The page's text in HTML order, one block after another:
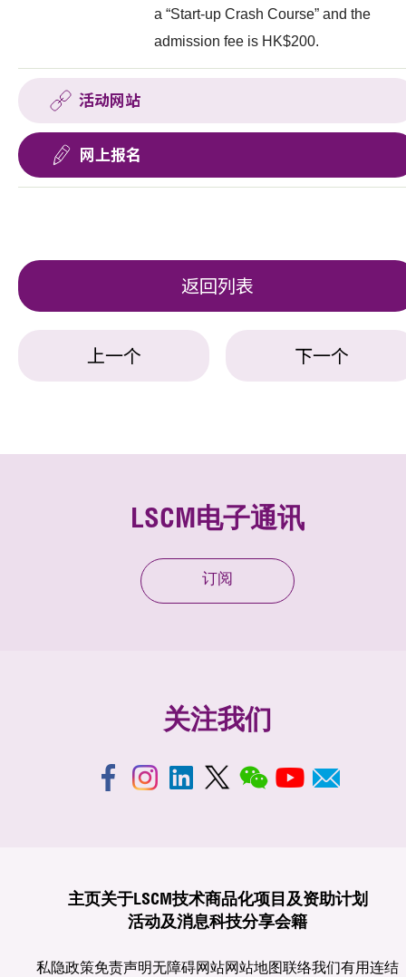
a “Start-up Crash Course” and the
admission fee is HK$200.
活动网站
网上报名
返回列表
上一个 下一个
LSCM电子通讯
订阅
关注我们
主页关于LSCM技术商品化项目及资助计划
活动及消息科技分享会籍
私隐政策免责声明无障碍网站网站地图联络我们有用连结